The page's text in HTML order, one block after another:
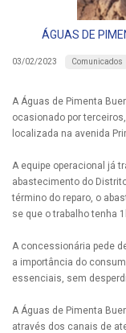
ÁGUAS DE
03/02/2023 Comunicados
A Águas de Pimenta
ocasionado por
localizada na avenida
A equipe operacional já
abastecimento do
término do reparo, o
se que o trabalho tenha
A concessionária pede
a importância do
essenciais, sem
A Águas de Pimenta
através dos canais de